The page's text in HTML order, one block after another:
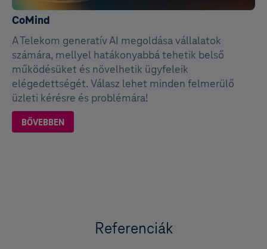
CoMind
A Telekom generatív AI megoldása vállalatok
számára, mellyel hatákonyabbá tehetik belső
működésüket és növelhetik ügyfeleik
elégedettségét. Válasz lehet minden felmerülő
üzleti kérésre és problémára!
BŐVEBBEN
Referenciák